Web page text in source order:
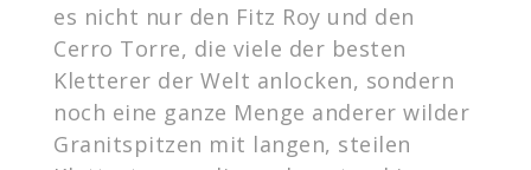
es nicht nur den Fitz Roy und den
Cerro Torre, die viele der besten
Kletterer der Welt anlocken, sondern
noch eine ganze Menge anderer wilder
Granitspitzen mit langen, steilen